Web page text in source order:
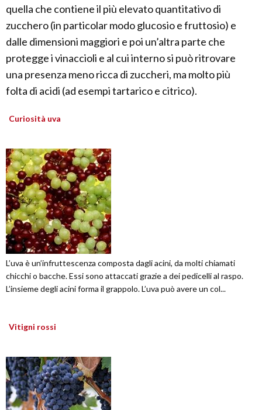
quella che contiene il più elevato quantitativo di
zucchero (in particolar modo glucosio e fruttosio) e
dalle dimensioni maggiori e poi un’altra parte che
protegge i vinaccioli e al cui interno si può ritrovare
una presenza meno ricca di zuccheri, ma molto più
folta di acidi (ad esempi tartarico e citrico).
Curiosità uva
L’uva è un’infruttescenza composta dagli acini, da molti chiamati
chicchi o bacche. Essi sono attaccati grazie a dei pedicelli al raspo.
L’insieme degli acini forma il grappolo. L’uva può avere un col...
Vitigni rossi